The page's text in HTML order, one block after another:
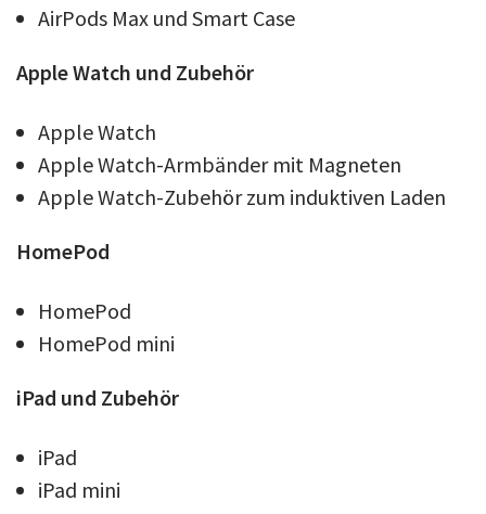
AirPods Max und Smart Case
AppleWatch und Zubehör
Apple Watch
Apple Watch-Armbänder mit Magneten
Apple Watch-Zubehör zum induktiven Laden
HomePod
HomePod
HomePod mini
iPad und Zubehör
iPad
iPad mini